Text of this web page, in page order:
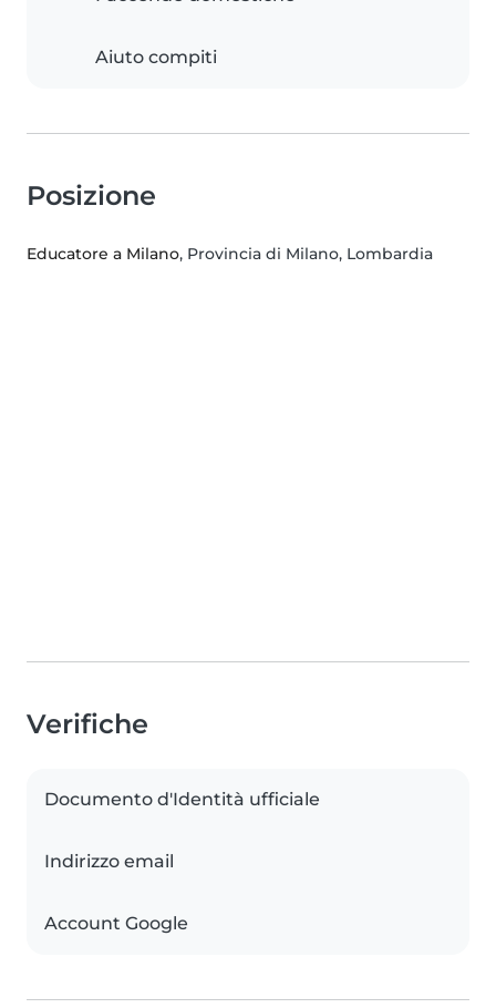
Aiuto compiti
Posizione
Educatore a Milano, Provincia di Milano, Lombardia
Verifiche
Documento d'Identità ufficiale
Indirizzo email
Account Google